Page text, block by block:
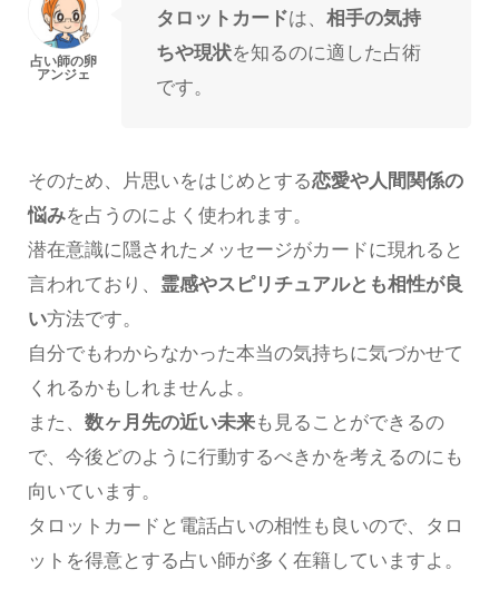
タロットカードは、 相手の気持
ちや現状を知るのに適した占術
です。
そのため、片思いをはじめとする恋愛や人間関係の
悩みを占うのによく使われます。
潜在意識に隠されたメッセージがカードに現れると
言われており、 霊感やスピリチュアルとも相性が良
い方法です。
自分でもわからなかった本当の気持ちに気づかせて
くれるかもしれませんよ。
また、 数ヶ月先の近い未来も見ることができるの
で、今後どのように行動するべきかを考えるのにも
向いています。
タロットカードと電話占いの相性も良いので、タロ
ットを得意とする占い師が多く在籍していますよ。